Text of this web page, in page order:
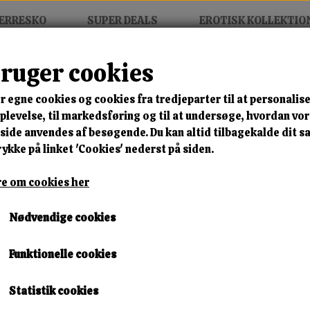
SUPER DEALS EROTISK
Sreni
MIX FRIT • KØB 3 BETAL
Slave For Mistress Dada
🎁 SPAR 10 % – KLIK
189,00 kr.
Leveringstid:
Omgående Levering
cookies
egne cookies og cookies fra tredjeparter til at
til markedsføring og til at undersøge, hvordan
anvendes af besøgende. Du kan altid tilbagekalde dit
på linket 'Cookies' nederst på siden.
om cookies her
Nødvendige cookies
Funktionelle cookies
Statistik cookies